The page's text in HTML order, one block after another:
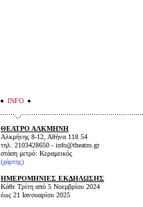
INFO
ΘΕΑΤΡΟ ΑΛΚΜΗΝΗ
Αλκμήνης 8-12, Αθήνα 118 54
τηλ. 2103428650 - info@theatro.gr
στάση μετρό: Κεραμεικός
(χάρτης)
ΗΜΕΡΟΜΗΝΙΕΣ ΕΚΔΗΛΩΣΗΣ
Κάθε Τρίτη από 5 Νοεμβρίου 2024
έως 21 Ιανουαρίου 2025